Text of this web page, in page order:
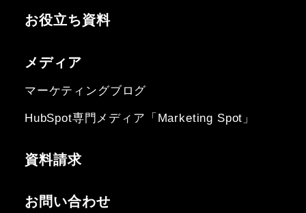
お役立ち資料
メディア
マーケティングブログ
HubSpot専門メディア「Marketing Spot」
資料請求
お問い合わせ